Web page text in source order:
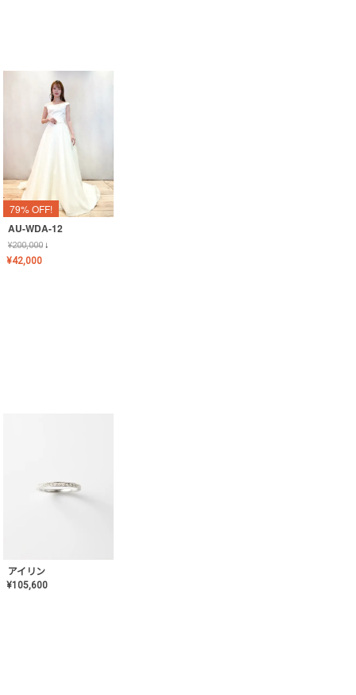
79% OFF!
AU-WDA-12
¥200,000↓
¥42,000
アイリン
¥105,600